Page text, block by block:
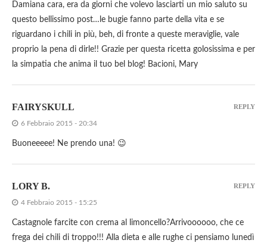
Damiana cara, era da giorni che volevo lasciarti un mio saluto su
questo bellissimo post…le bugie fanno parte della vita e se
riguardano i chili in più, beh, di fronte a queste meraviglie, vale
proprio la pena di dirle!! Grazie per questa ricetta golosissima e per
la simpatia che anima il tuo bel blog! Bacioni, Mary
FAIRYSKULL
6 Febbraio 2015 - 20:34
Buoneeeee! Ne prendo una! 😉
REPLY
LORY B.
4 Febbraio 2015 - 15:25
Castagnole farcite con crema al limoncello?Arrivoooooo, che ce
frega dei chili di troppo!!! Alla dieta e alle rughe ci pensiamo lunedì
REPLY